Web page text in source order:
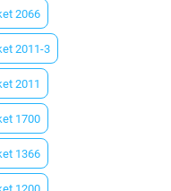
2066
2011-3
2011
1700
1366